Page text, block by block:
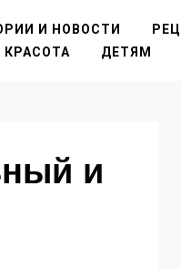
И НОВОСТИ
КРАСОТА
ДЕТЯМ
и